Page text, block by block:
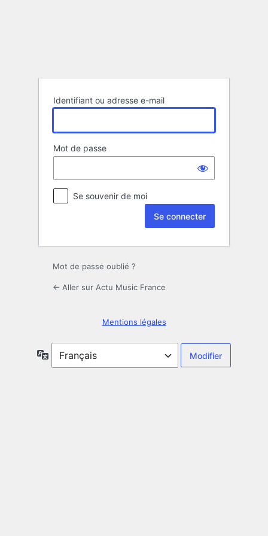
Identifiant ou adresse e-mail
Mot de passe
Se souvenir de moi
Mot de passe oublié ?
← Aller sur Actu Music France
Mentions légales
Langue